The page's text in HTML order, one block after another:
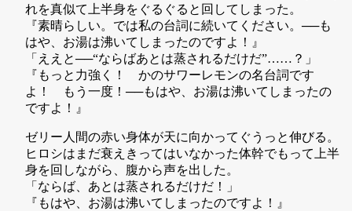
れを真似て上半身をぐるぐると回してしまった。
『素晴らしい。では私の台詞に続いてください。──も
はや、お湯は沸いてしまったのですよ！』
「ええと──“ならばあとは蒸されるだけだ”……？」
『もっと力強く！ かのサワーレモンの名台詞です
よ！ もう一度！──もはや、お湯は沸いてしまったの
ですよ！』
ゼリー人間の赤い身体が天に向かってぐうっと伸びる。
ヒロシはまだ衰えきってはいなかった体幹でもって上半
身を回しながら、腹から声を出した。
「ならば、あとは蒸されるだけだ！」
『もはや、お湯は沸いてしまったのですよ！』